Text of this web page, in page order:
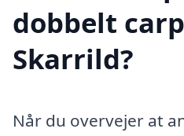
dobbelt
Skarrild?
Når du overvejer at